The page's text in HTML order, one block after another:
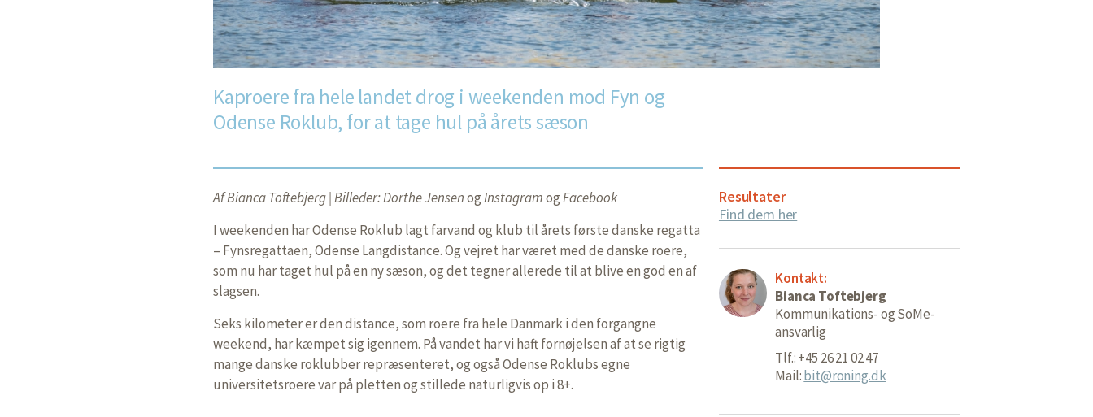
Kaproere fra hele landet drog i weekenden mod Fyn og
Odense Roklub, for at tage hul på årets sæson
Af Bianca Toftebjerg | Billeder: Dorthe JensenogInstagramogFacebook
I weekenden har Odense Roklub lagt farvand og klub til årets første danske regatta
– Fynsregattaen, Odense Langdistance. Og vejret har været med de danske roere,
som nu har taget hul på en ny sæson, og det tegner allerede til at blive en god en af
slagsen.
Seks kilometer er den distance, som roere fra hele Danmark i den forgangne
weekend, har kæmpet sig igennem. På vandet har vi haft fornøjelsen af at se rigtig
mange danske roklubber repræsenteret, og også Odense Roklubs egne
universitetsroere var på pletten og stillede naturligvis op i 8+.
Resultater
Find dem her
Kontakt:
Bianca Toftebjerg
Kommunikations- og SoMe-
ansvarlig
Tlf.: +45 26 21 02 47
Mail:bit@roning.dk